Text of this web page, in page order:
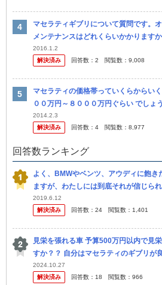
マセラティギブリについて質問です。
メンテナンスはどれくらいかかりますか
2016.1.2
解決済み
回答数： 2 閲覧数： 9,008
マセラティの価格帯っていくらからい
００万円～８０００万円ぐらい でしょ
2014.2.3
解決済み
回答数： 4 閲覧数： 8,977
回答数ランキング
よく、BMWやベンツ、アウディに飽き
ますが、わたしには到底それが信じら
やベンツに乗った事があるのでしょう
車を含...
2019.6.12
解決済み
回答数： 24 閲覧数： 1,401
見栄を張れる車 予算500万円以内で見
すか？？ 自分はマセラティのギブリが
ンかクーペでオススメ教えてほしいです
2024.10.27
解決済み
回答数： 18 閲覧数： 966